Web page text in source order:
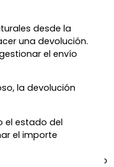
desde la
una devolución.
el envío
la devolución
el estado del
el importe
descuento
código de descuento